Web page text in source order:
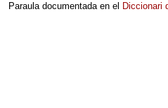
Paraula documentada en el Diccionari